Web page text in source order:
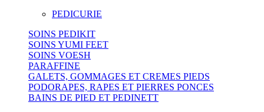
PEDICURIE
SOINS PEDIKIT
SOINS YUMI FEET
SOINS VOESH
PARAFFINE
GALETS, GOMMAGES ET CREMES PIEDS
PODORAPES, RAPES ET PIERRES PONCES
BAINS DE PIED ET PEDINETT